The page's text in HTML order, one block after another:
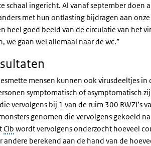
schaal ingericht. Al vanaf september doen
met hun ontlasting bijdragen aan
heel goed beeld van de circulatie van het
we gaan wel allemaal naar de wc.”
mensen kunnen ook virusdeeltjes
symptomatisch of asymptomatisch
vervolgens bij 1 van de ruim 300 RWZI’s
genomen die vervolgens gekoeld
CIb wordt vervolgens onderzocht hoeveel
berekend aan de hand van de